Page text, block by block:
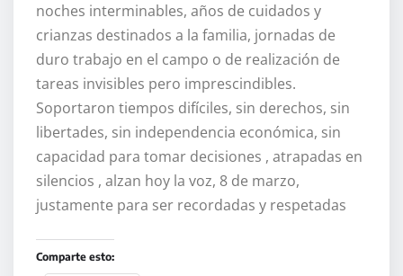
noches interminables, años de cuidados y
crianzas destinados a la familia, jornadas de
duro trabajo en el campo o de realización de
tareas invisibles pero imprescindibles.
Soportaron tiempos difíciles, sin derechos, sin
libertades, sin independencia económica, sin
capacidad para tomar decisiones , atrapadas en
silencios , alzan hoy la voz, 8 de marzo,
justamente para ser recordadas y respetadas
Comparte esto: